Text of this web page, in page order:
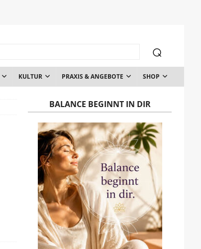
KULTUR PRAXIS & ANGEBOTE SHOP
BALANCE BEGINNT IN DIR